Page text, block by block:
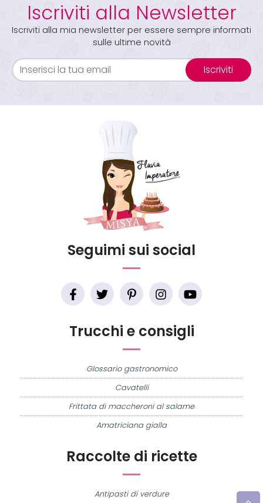
Iscriviti alla Newsletter
Iscriviti alla mia newsletter per essere sempre informati
sulle ultime novità
Iscriviti
Raccolte di ricette
Antipasti di verdure
Trucchi e consigli
Glossario gastronomico
Cavatelli
Frittata di maccheroni al salame
Amatriciana gialla
Seguimi sui social